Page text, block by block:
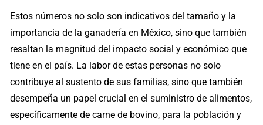
Estos números no solo son indicativos del tamaño y la
importancia de la ganadería en México, sino que también
resaltan la magnitud del impacto social y económico que
tiene en el país. La labor de estas personas no solo
contribuye al sustento de sus familias, sino que también
desempeña un papel crucial en el suministro de alimentos,
específicamente de carne de bovino, para la población y